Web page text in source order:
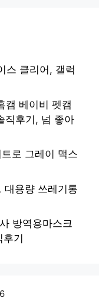
스 클리어, 갤럭
캠 베이비 펫캠
직후기, 넘 좋아
로 그레이 맥스
대용량 쓰레기통
방역용마스크
기